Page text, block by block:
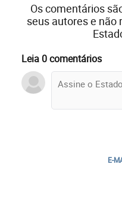
Os comentários
seus autores e não
Leia 0 comentários
E-